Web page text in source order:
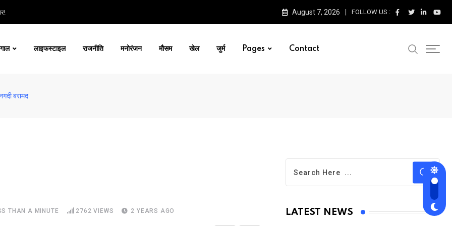
August 7, 2026 FOLLOW US :
लाइफस्टाइल राजनीति मनोरंजन मौसम खेल जुर्म Pages Contact
बरामद
THAN A MINUTE 2762 VIEWS 2 YEARS AGO LATEST NEWS